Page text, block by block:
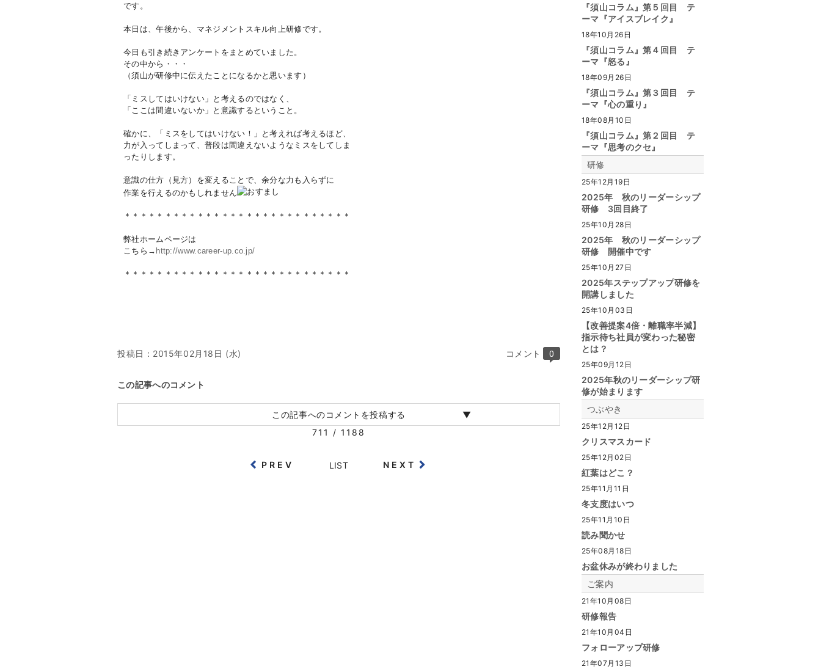
です。
本日は、午後から、マネジメントスキル向上研修です。
今日も引き続きアンケートをまとめていました。
その中から・・・
（須山が研修中に伝えたことになるかと思います）
「ミスしてはいけない」と考えるのではなく、
「ここは間違いないか」と意識するということ。
確かに、「ミスをしてはいけない！」と考えれば考えるほど、
力が入ってしまって、普段は間違えないようなミスをしてしま
ったりします。
意識の仕方（見方）を変えることで、余分な力も入らずに
作業を行えるのかもしれません
＊＊＊＊＊＊＊＊＊＊＊＊＊＊＊＊＊＊＊＊＊＊＊＊＊＊＊＊
弊社ホームページは
こちら→ http://www.career-up.co.jp/
＊＊＊＊＊＊＊＊＊＊＊＊＊＊＊＊＊＊＊＊＊＊＊＊＊＊＊＊
投稿日： 2015年02月18日 (水) コメント 0
この記事へのコメント
この記事へのコメントを投稿する
711 / 1188
PREV LIST NEXT
『須山コラム』第５回目 テ
ーマ『アイスブレイク』
18年10月26日
『須山コラム』第４回目 テ
ーマ『怒る』
18年09月26日
『須山コラム』第３回目 テ
ーマ『心の重り』
18年08月10日
『須山コラム』第２回目 テ
ーマ『思考のクセ』
研修
25年12月19日
2025年 秋のリーダーシップ
研修 3回目終了
25年10月28日
2025年 秋のリーダーシップ
研修 開催中です
25年10月27日
2025年ステップアップ研修を
開講しました
25年10月03日
【改善提案4倍・離職率半減】
指示待ち社員が変わった秘密
とは？
25年09月12日
2025年秋のリーダーシップ研
修が始まります
つぶやき
25年12月12日
クリスマスカード
25年12月02日
紅葉はどこ？
25年11月11日
冬支度はいつ
25年11月10日
読み聞かせ
25年08月18日
お盆休みが終わりました
ご案内
21年10月08日
研修報告
21年10月04日
フォローアップ研修
21年07月13日